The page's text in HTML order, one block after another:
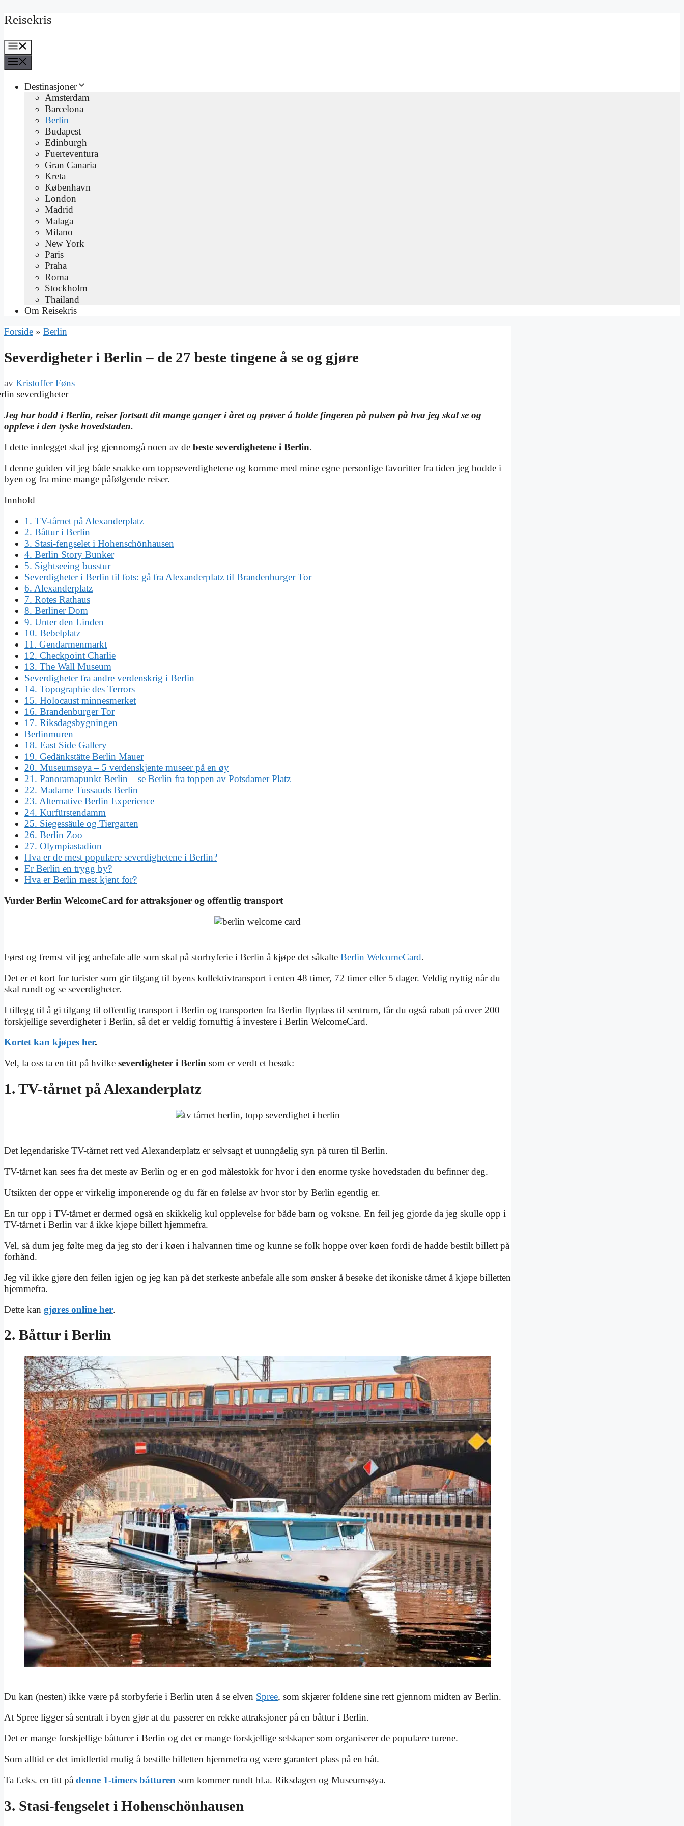
Hopp
innhold
Reisekris
Destinasjoner
Amsterdam
Barcelona
Berlin
Budapest
Edinburgh
Fuerteventura
Gran Canaria
Kreta
København
London
Madrid
Malaga
Milano
New York
Paris
Praha
Roma
Stockholm
Thailand
Om Reisekris
Forside » Berlin
Severdigheter i Berlin – de 27 beste tingene å se og gjøre
av Kristoffer Føns
Jeg har bodd i Berlin, reiser fortsatt dit mange ganger i året og prøver å holde fingeren på pulsen på hva jeg skal se og
oppleve i den tyske hovedstaden.
I dette innlegget skal jeg gjennomgå noen av de beste severdighetene i Berlin.
I denne guiden vil jeg både snakke om toppseverdighetene og komme med mine egne personlige favoritter fra tiden jeg bodde i
byen og fra mine mange påfølgende reiser.
Innhold
1. TV-tårnet på Alexanderplatz
2. Båttur i Berlin
3. Stasi-fengselet i Hohenschönhausen
4. Berlin Story Bunker
5. Sightseeing busstur
Severdigheter i Berlin til fots: gå fra Alexanderplatz til Brandenburger Tor
6. Alexanderplatz
7. Rotes Rathaus
8. Berliner Dom
9. Unter den Linden
10. Bebelplatz
11. Gendarmenmarkt
12. Checkpoint Charlie
13. The Wall Museum
Severdigheter fra andre verdenskrig i Berlin
14. Topographie des Terrors
15. Holocaust minnesmerket
16. Brandenburger Tor
17. Riksdagsbygningen
Berlinmuren
18. East Side Gallery
19. Gedänkstätte Berlin Mauer
20. Museumsøya – 5 verdenskjente museer på en øy
21. Panoramapunkt Berlin – se Berlin fra toppen av Potsdamer Platz
22. Madame Tussauds Berlin
23. Alternative Berlin Experience
24. Kurfürstendamm
25. Siegessäule og Tiergarten
26. Berlin Zoo
27. Olympiastadion
Hva er de mest populære severdighetene i Berlin?
Er Berlin en trygg by?
Hva er Berlin mest kjent for?
Vurder Berlin WelcomeCard for attraksjoner og offentlig transport
Først og fremst vil jeg anbefale alle som skal på storbyferie i Berlin å kjøpe det såkalte Berlin WelcomeCard.
Det er et kort for turister som gir tilgang til byens kollektivtransport i enten 48 timer, 72 timer eller 5 dager. Veldig nyttig når du
skal rundt og se severdigheter.
I tillegg til å gi tilgang til offentlig transport i Berlin og transporten fra Berlin flyplass til sentrum, får du også rabatt på over 200
forskjellige severdigheter i Berlin, så det er veldig fornuftig å investere i Berlin WelcomeCard.
Kortet kan kjøpes her.
Vel, la oss ta en titt på hvilke severdigheter i Berlin som er verdt et besøk:
1. TV-tårnet på Alexanderplatz
Det legendariske TV-tårnet rett ved Alexanderplatz er selvsagt et uunngåelig syn på turen til Berlin.
TV-tårnet kan sees fra det meste av Berlin og er en god målestokk for hvor i den enorme tyske hovedstaden du befinner deg.
Utsikten der oppe er virkelig imponerende og du får en følelse av hvor stor by Berlin egentlig er.
En tur opp i TV-tårnet er dermed også en skikkelig kul opplevelse for både barn og voksne. En feil jeg gjorde da jeg skulle opp i
TV-tårnet i Berlin var å ikke kjøpe billett hjemmefra.
Vel, så dum jeg følte meg da jeg sto der i køen i halvannen time og kunne se folk hoppe over køen fordi de hadde bestilt billett på
forhånd.
Jeg vil ikke gjøre den feilen igjen og jeg kan på det sterkeste anbefale alle som ønsker å besøke det ikoniske tårnet å kjøpe billetten
hjemmefra.
Dette kan gjøres online her.
2. Båttur i Berlin
Du kan (nesten) ikke være på storbyferie i Berlin uten å se elven Spree, som skjærer foldene sine rett gjennom midten av Berlin.
At Spree ligger så sentralt i byen gjør at du passerer en rekke attraksjoner på en båttur i Berlin.
Det er mange forskjellige båtturer i Berlin og det er mange forskjellige selskaper som organiserer de populære turene.
Som alltid er det imidlertid mulig å bestille billetten hjemmefra og være garantert plass på en båt.
Ta f.eks. en titt på denne 1-timers båtturen som kommer rundt bl.a. Riksdagen og Museumsøya.
3. Stasi-fengselet i Hohenschönhausen